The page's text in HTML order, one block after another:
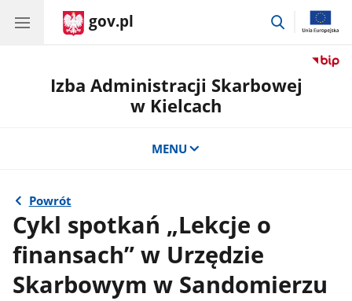
gov.pl
przejdź
Izba Administracji Skarbowej
w Kielcach
MENU
Powrót
Cykl spotkań „Lekcje o
finansach” w Urzędzie
Skarbowym w Sandomierzu